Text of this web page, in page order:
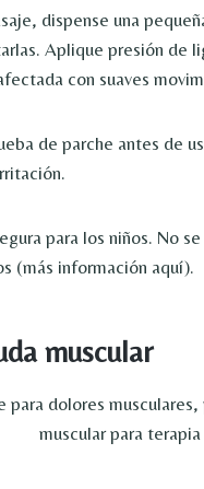
dispense una
Aplique presión de
con suaves
de parche antes de
para los niños. No
(más información aquí).
muscular